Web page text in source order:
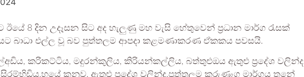
ඊයේ 8 දින උදෑසන සිට අද හැලුණු මහ වැසි හේතුවෙන් ප්‍රධාන මාර්ග රැසක්
බාධා එල්ල වූ බව පුත්තලම ආපදා කළමණාකරණ ඒකකය පවසයි.
කරිකට්ටිය, මදුරන්කුලිය, කිරියන්කල්ලිය, බත්තුළුඔය ඇතුළු ප්‍රදේශ වලින්ද
සිරම්භිඩිය,හයේ කනුව, ඇතුළු ප්‍රදේශ වලින්ද,පුත්තලම කුරුණෑග මාර්ගය තුනේ